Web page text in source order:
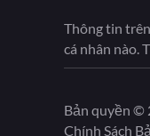
Thông tin
cá nhân nào.
Bản quyền ©
Chính Sách